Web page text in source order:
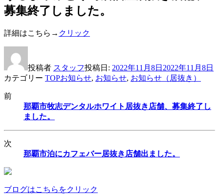
募集終了しました。
詳細はこちら→ クリック
投稿者 スタッフ投稿日: 2022年11月8日 2022年11月8日
カテゴリー TOPお知らせ, お知らせ, お知らせ（居抜き）
前
那覇市牧志デンタルホワイト居抜き店舗、募集終了し
ました。
次
那覇市泊にカフェバー居抜き店舗出ました。
ブログはこちらをクリック